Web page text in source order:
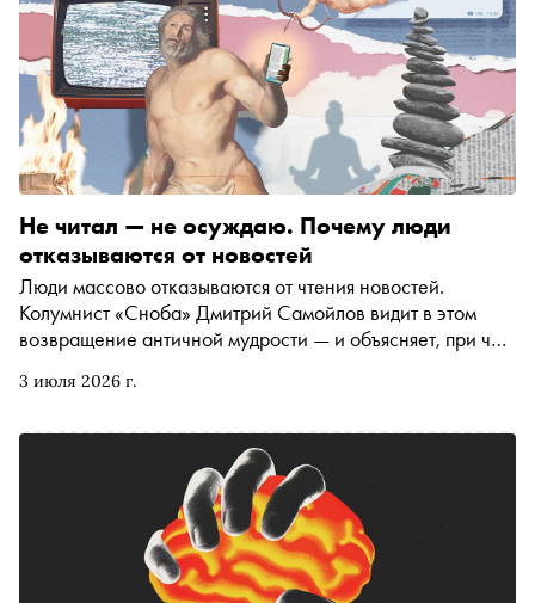
3 июля 2026 г.
Не читал — не осуждаю. Почему люди
отказываются от новостей
Люди массово отказываются от чтения новостей.
Колумнист «Сноба» Дмитрий Самойлов видит в этом
возвращение античной мудрости — и объясняет, при чем
Ницше